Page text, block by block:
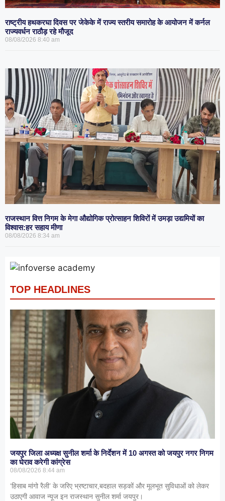
राष्ट्रीय हथकरघा दिवस पर जेकेके में राज्य स्तरीय समारोह के आयोजन में कर्नल
राज्यवर्धन राठौड़ रहे मौजूद
08/08/2026 8:40 am
राजस्थान वित्त निगम के मेगा औद्योगिक प्रोत्साहन शिविरों में उमड़ा उद्यमियों का
विश्वास:हर सहाय मीणा
08/08/2026 8:34 am
TOP HEADLINES
जयपुर जिला अध्यक्ष सुनील शर्मा के निर्देशन में 10 अगस्त को जयपुर नगर निगम
का घेराव करेगी कांग्रेस
08/08/2026 8:44 am
‘हिसाब मांगो रैली’ के जरिए भ्रष्टाचार,बदहाल सड़कों और मूलभूत सुविधाओं को लेकर
उठाएगी आवाज न्यूज इन राजस्थान सुनील शर्मा जयपुर।